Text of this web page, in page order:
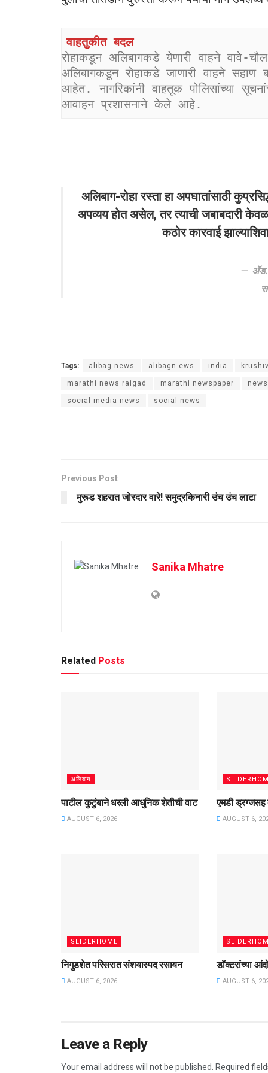
वाहतुकीत बदल
रोहाकडून अलिबागकडे येणारी वाहने वावे-
अलिबागकडून रोहाकडे जाणारी वाहने सहाण
आहेत. नागरिकांनी वाहतूक पोलिसांच्या
आवाहन प्रशासनाने केले आहे.
अलिबाग-रोहा रस्ता हा अपघातांसाठी
अपव्यय होत असेल, तर त्याची जबाबदारी
कठोर कारवाई
ॲड.
Tags: alibag news alibagn ews india
marathi news raigad marathi newspaper news
social media news social news
Previous Post
मुरूड शहरात जोरदार वारे! समुद्रकिनारी उंच उंच लाटा
Sanika Mhatre
Related Posts
अलिबाग
पाटील कुटुंबाने धरली आधुनिक शेतीची वाट
AUGUST 6, 2026
एमडी
AUGUST 6,
SLIDERHOME
निगुडशेत परिसरात संशयास्पद रसायन
AUGUST 6, 2026
डॉक्टरांच्या
AUGUST 6,
Leave a Reply
Your email address will not be published. Required